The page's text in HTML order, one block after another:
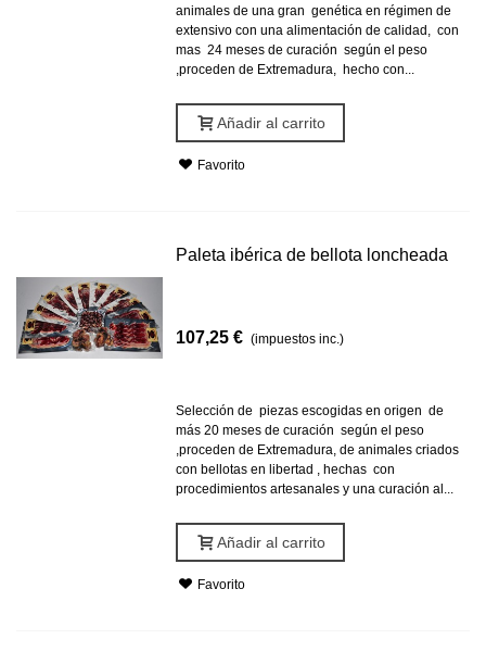
animales de una gran genética en régimen de
extensivo con una alimentación de calidad, con
mas 24 meses de curación según el peso
,proceden de Extremadura, hecho con...
Añadir al carrito
Favorito
Paleta ibérica de bellota loncheada
107,25 € (impuestos inc.)
Selección de piezas escogidas en origen de
más 20 meses de curación según el peso
,proceden de Extremadura, de animales criados
con bellotas en libertad , hechas con
procedimientos artesanales y una curación al...
Añadir al carrito
Favorito